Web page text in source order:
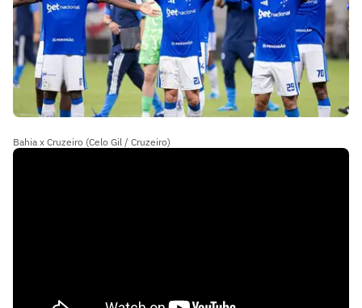
Bahia x Cruzeiro (Celo Gil / Cruzeiro)